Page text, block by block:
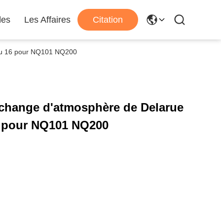
Les Affaires Citation
16 pour NQ101 NQ200
d'atmosphère de Delarue
NQ101 NQ200